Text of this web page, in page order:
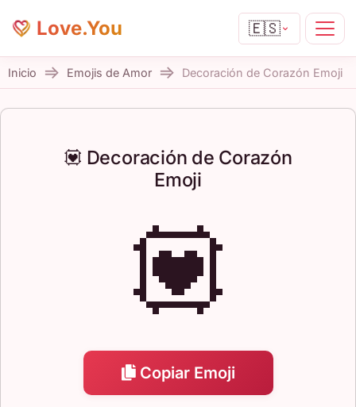
Love.You 🇪🇸
Inicio Emojis de Amor Decoración de Corazón Emoji
💟 Decoración de Corazón
Emoji
💟
Copiar Emoji